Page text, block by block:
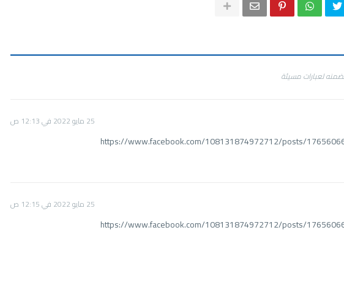
لعبارات مسيئة
25 مايو 2022 في 12:13 ص
https://www.facebook.com/108131874972712/posts/
25 مايو 2022 في 12:15 ص
https://www.facebook.com/108131874972712/posts/